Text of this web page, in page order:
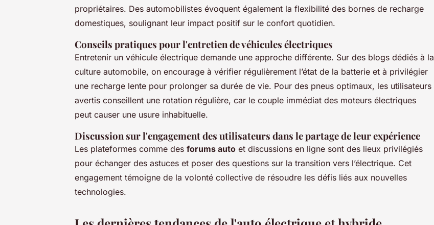
propriétaires. Des automobilistes évoquent également la flexibilité des bornes de recharge
domestiques, soulignant leur impact positif sur le confort quotidien.
Conseils pratiques pour l'entretien de véhicules électriques
Entretenir un véhicule électrique demande une approche différente. Sur des blogs dédiés à la
culture automobile, on encourage à vérifier régulièrement l’état de la batterie et à privilégier
une recharge lente pour prolonger sa durée de vie. Pour des pneus optimaux, les utilisateurs
avertis conseillent une rotation régulière, car le couple immédiat des moteurs électriques
peut causer une usure inhabituelle.
Discussion sur l'engagement des utilisateurs dans le partage de leur expérience
Les plateformes comme des forums auto et discussions en ligne sont des lieux privilégiés
pour échanger des astuces et poser des questions sur la transition vers l’électrique. Cet
engagement témoigne de la volonté collective de résoudre les défis liés aux nouvelles
technologies.